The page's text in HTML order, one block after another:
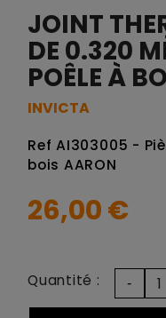
JOINT
DE 0.320
POÊLE À
INVICTA
Ref AI303005 -
bois AARON
26,00 €
Quantité :